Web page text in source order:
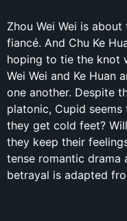
Zhou Wei Wei is
fiancé. And Chu Ke
hoping to tie the knot
Wei Wei and Ke
one another. Despite
platonic, Cupid
they get cold feet?
they keep their
tense romantic drama
betrayal is adapted